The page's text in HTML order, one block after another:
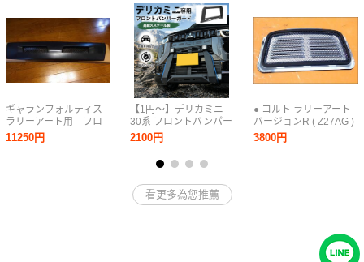
CV5W
ギャランフォルティス
ラリーアート用 フロ
ントバンパーカバーグ
リル エボXルック？
11250円
３６１５
【1円～】デリカミニ
30系 フロントバンパー
フロントグリルガード
ブラック フロントガー
ド バンパーガード 外装
パーツ 運転席 Y1450
2100円
● コルト ラリーアート
バージョンR ( Z27AG )
用 純正 ボンネット ダ
クト ダクトグリル ●
3800円
看更多為您推薦